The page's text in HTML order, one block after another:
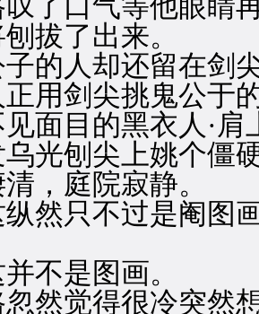
口气等他眼睛再
拔了出来。
人却还留在剑
剑尖挑鬼公于的
目的黑衣人·肩
刨尖上姚个僵
庭院寂静。
只不过是阉图画
是图画。
觉得很冷突然